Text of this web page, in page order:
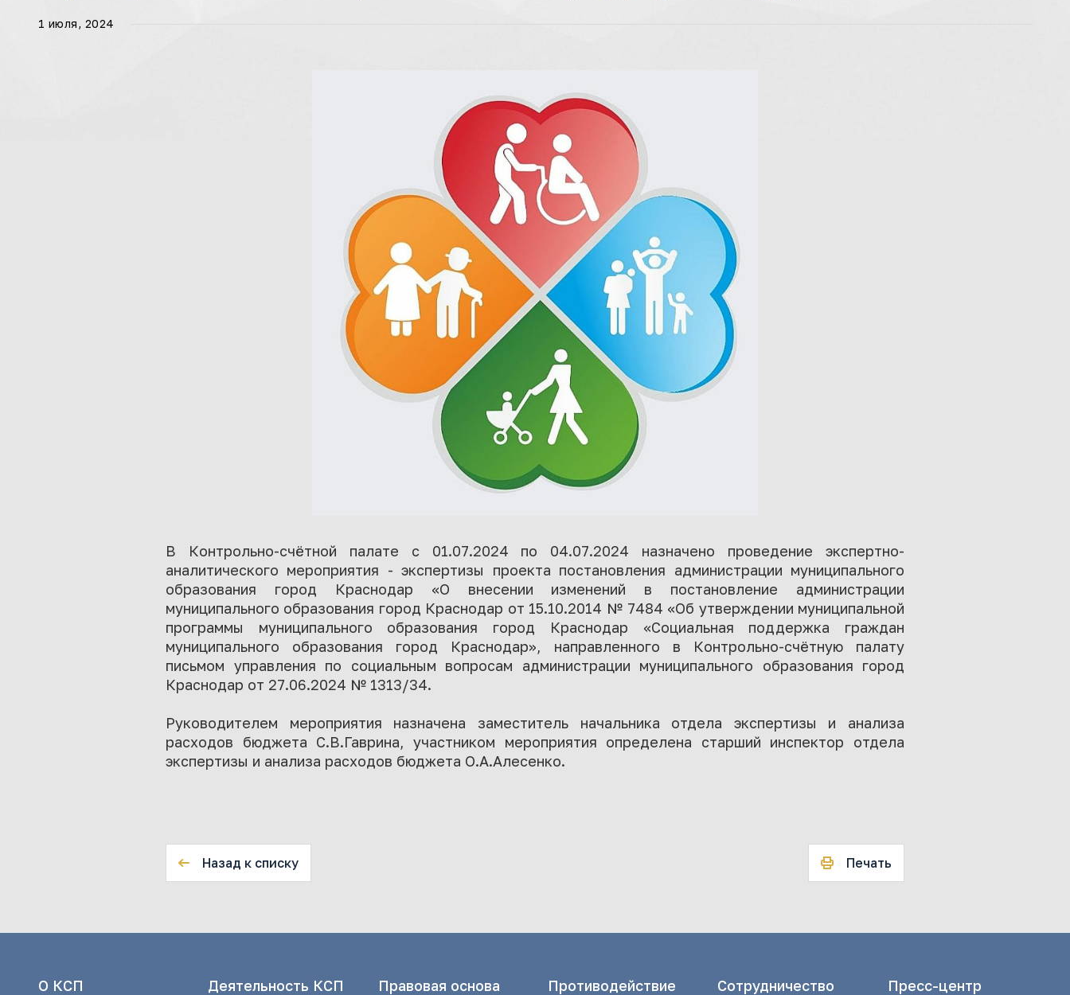
1 июля, 2024
В Контрольно-счётной палате с 01.07.2024 по 04.07.2024 назначено проведение экспертно-
аналитического мероприятия - экспертизы проекта постановления администрации муниципального
образования город Краснодар «О внесении изменений в постановление администрации
муниципального образования город Краснодар от 15.10.2014 № 7484 «Об утверждении муниципальной
программы муниципального образования город Краснодар «Социальная поддержка граждан
муниципального образования город Краснодар», направленного в Контрольно-счётную палату
письмом управления по социальным вопросам администрации муниципального образования город
Краснодар от 27.06.2024 № 1313/34.
Руководителем мероприятия назначена заместитель начальника отдела экспертизы и анализа
расходов бюджета С.В.Гаврина, участником мероприятия определена старший инспектор отдела
экспертизы и анализа расходов бюджета О.А.Алесенко.
Назад к списку Печать
О КСП Деятельность КСП Правовая основа
Противодействие
Сотрудничество Пресс-центр